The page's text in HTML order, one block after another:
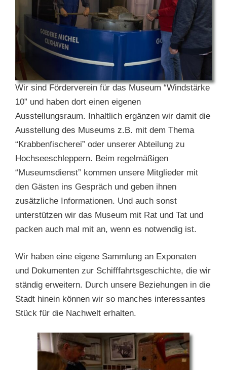
Wir sind Förderverein für das Museum “Windstärke
10” und haben dort einen eigenen
Ausstellungsraum. Inhaltlich ergänzen wir damit die
Ausstellung des Museums z.B. mit dem Thema
“Krabbenfischerei” oder unserer Abteilung zu
Hochseeschleppern. Beim regelmäßigen
“Museumsdienst” kommen unsere Mitglieder mit
den Gästen ins Gespräch und geben ihnen
zusätzliche Informationen. Und auch sonst
unterstützen wir das Museum mit Rat und Tat und
packen auch mal mit an, wenn es notwendig ist.
Wir haben eine eigene Sammlung an Exponaten
und Dokumenten zur Schifffahrtsgeschichte, die wir
ständig erweitern. Durch unsere Beziehungen in die
Stadt hinein können wir so manches interessantes
Stück für die Nachwelt erhalten.